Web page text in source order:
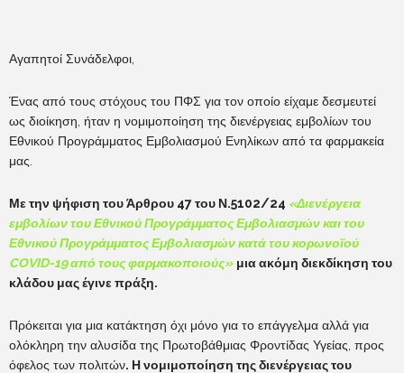
Αγαπητοί Συνάδελφοι,
Ένας από τους στόχους του ΠΦΣ για τον οποίο είχαμε δεσμευτεί
ως διοίκηση, ήταν η νομιμοποίηση της διενέργειας εμβολίων του
Εθνικού Προγράμματος Εμβολιασμού Ενηλίκων από τα φαρμακεία
μας.
Με την ψήφιση του Άρθρου 47 του Ν.5102/24 «Διενέργεια
εμβολίων του Εθνικού Προγράμματος Εμβολιασμών και του
Εθνικού Προγράμματος Εμβολιασμών κατά του κορωνοϊού
COVID-19 από τους φαρμακοποιούς» μια ακόμη διεκδίκηση του
κλάδου μας έγινε πράξη.
Πρόκειται για μια κατάκτηση όχι μόνο για το επάγγελμα αλλά για
ολόκληρη την αλυσίδα της Πρωτοβάθμιας Φροντίδας Υγείας, προς
όφελος των πολιτών. Η νομιμοποίηση της διενέργειας του